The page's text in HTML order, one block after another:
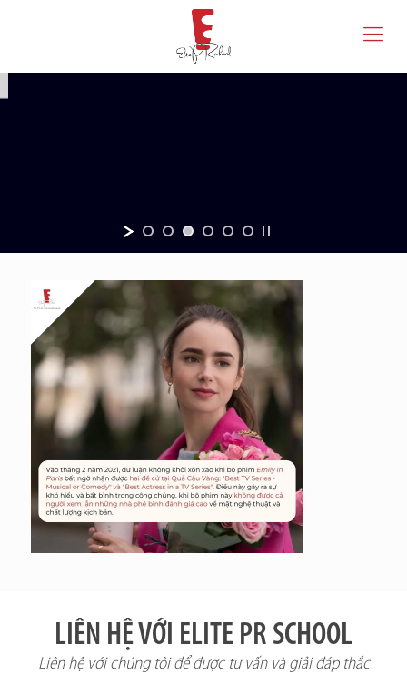
LIÊN HỆ VỚI ELITE PR SCHOOL
Liên hệ với chúng tôi để được tư vấn và giải đáp thắc